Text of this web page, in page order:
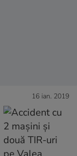
16 ian. 2019